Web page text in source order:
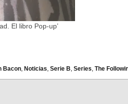
El libro Pop-up’
Bacon, Noticias, Serie B, Series, The